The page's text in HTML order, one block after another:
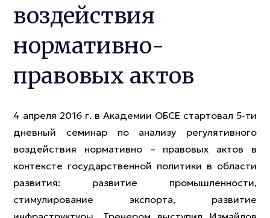
воздействия
нормативно-
правовых актов
4 апреля 2016 г. в Академии ОБСЕ стартовал 5-ти
дневный семинар по анализу регулятивного
воздействия нормативно – правовых актов в
контексте государственной политики в области
развития: развитие промышленности,
стимулирование экспорта, развитие